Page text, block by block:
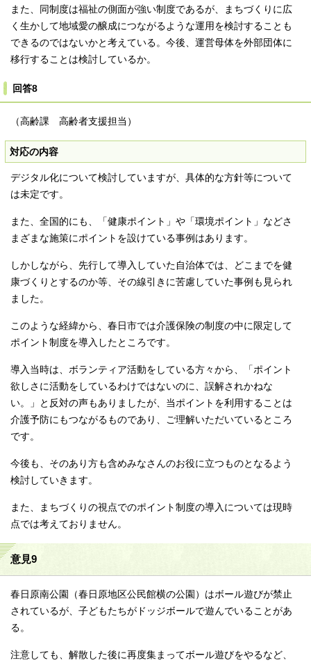
また、同制度は福祉の側面が強い制度であるが、まちづくりに広
く生かして地域愛の醸成につながるような運用を検討することも
できるのではないかと考えている。今後、運営母体を外部団体に
移行することは検討しているか。
回答8
（高齢課 高齢者支援担当）
対応の内容
デジタル化について検討していますが、具体的な方針等について
は未定です。
また、全国的にも、「健康ポイント」や「環境ポイント」などさ
まざまな施策にポイントを設けている事例はあります。
しかしながら、先行して導入していた自治体では、どこまでを健
康づくりとするのか等、その線引きに苦慮していた事例も見られ
ました。
このような経緯から、春日市では介護保険の制度の中に限定して
ポイント制度を導入したところです。
導入当時は、ボランティア活動をしている方々から、「ポイント
欲しさに活動をしているわけではないのに、誤解されかねな
い。」と反対の声もありましたが、当ポイントを利用することは
介護予防にもつながるものであり、ご理解いただいているところ
です。
今後も、そのあり方も含めみなさんのお役に立つものとなるよう
検討していきます。
また、まちづくりの視点でのポイント制度の導入については現時
点では考えておりません。
意見9
春日原南公園（春日原地区公民館横の公園）はボール遊びが禁止
されているが、子どもたちがドッジボールで遊んでいることがあ
る。
注意しても、解散した後に再度集まってボール遊びをやるなど、